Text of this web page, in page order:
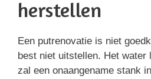
herstellen
Een putrenovatie is niet
best niet uitstellen. Het water
zal een onaangename stank